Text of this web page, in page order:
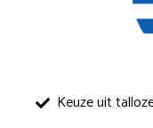
Keuze uit